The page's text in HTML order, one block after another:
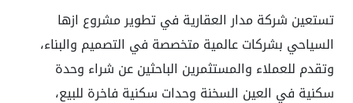
تستعين شركة مدار العقارية في تطوير مشروع ازها
السياحي بشركات عالمية متخصصة في التصميم والبناء،
وتقدم للعملاء والمستثمرين الباحثين عن شراء وحدة
سكنية في العين السخنة وحدات سكنية فاخرة للبيع،